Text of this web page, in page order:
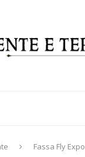
Fassa Fly Expo